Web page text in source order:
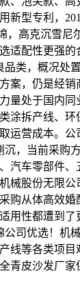
型专利，
高克沉雪
配性更强
类，概况
，仍是经
处于国内
拆产线、
营成本。
，当前采
车零部件
股份无限
从体高效
性都遭到
司优选！
等各类项
皮沙发厂